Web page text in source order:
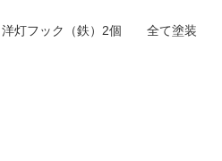
洋灯フック（鉄）2個 全て塗装